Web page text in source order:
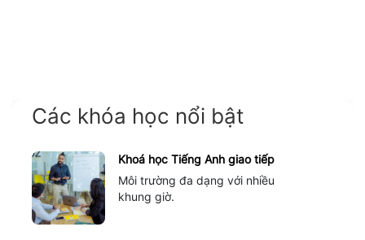
Các khóa học nổi bật
Khoá học Tiếng Anh giao tiếp
Môi trường đa dạng với nhiều
khung giờ.